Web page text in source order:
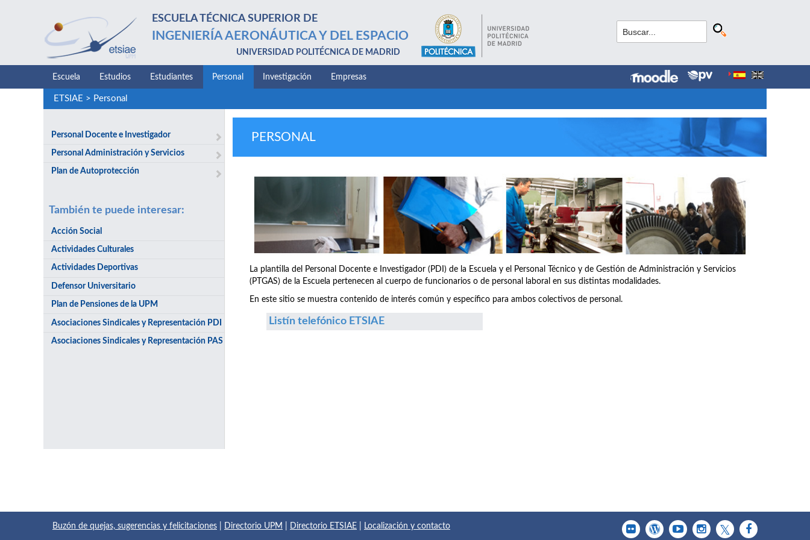
ESCUELA TÉCNICA SUPERIOR DE
INGENIERÍA AERONÁUTICA Y DEL ESPACIO
UNIVERSIDAD POLITÉCNICA DE MADRID
Escuela Estudios Estudiantes Personal Investigación Empresas
ETSIAE > Personal
Personal Docente e Investigador
Personal Administración y Servicios
Plan de Autoprotección
También te puede interesar:
Acción Social
Actividades Culturales
Actividades Deportivas
Defensor Universitario
Plan de Pensiones de la UPM
Asociaciones Sindicales y Representación PDI
Asociaciones Sindicales y Representación PAS
PERSONAL
La plantilla del Personal Docente e Investigador (PDI) de la Escuela y el Personal Técnico y de Gestión de Administración y Servicios
(PTGAS) de la Escuela pertenecen al cuerpo de funcionarios o de personal laboral en sus distintas modalidades.
En este sitio se muestra contenido de interés común y específico para ambos colectivos de personal.
Listín telefónico ETSIAE
Buzón de quejas, sugerencias y felicitaciones Directorio UPM Directorio ETSIAE Localización y contacto